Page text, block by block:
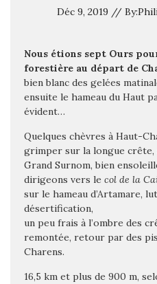
Déc 9, 2019 //
Nous étions sept Ours
forestière au départ de
bien blanc des gelées
ensuite le hameau du Haut
évident…
Quelques chèvres à Haut-
grimper sur la longue crête,
Grand Surnom, bien
dirigeons vers le col de la
sur le hameau d’Artamare,
désertification,
un peu frais à l’ombre des
remontée, retour par des
Charens.
16,5 km et plus de 900 m,